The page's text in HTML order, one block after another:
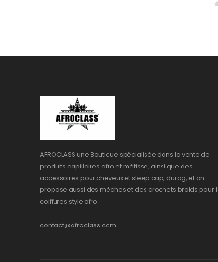
AFROCLASS une Boutique spécialisée dans la vente de
produits capillaires afro et métisse, ainsi que des
accessoires pour cheveux et sleep cap, durag, et on
propose aussi des mèches et des crochets braids pour
coiffures style afro.
contact@afroclass.com